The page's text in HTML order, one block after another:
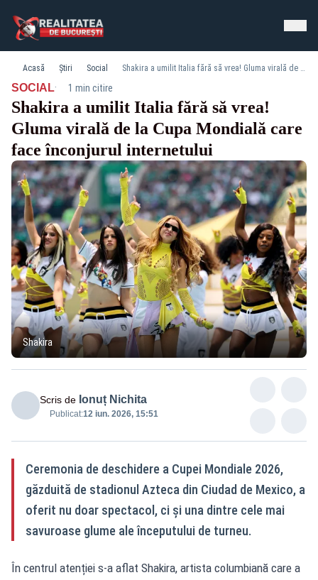
Acasă Știri Social Shakira a umilit Italia fără să vrea! Gluma virală de la Cupa Mondială care face înconjurul internetului
SOCIAL· 1 min citire
Shakira a umilit Italia fără să vrea!
Gluma virală de la Cupa Mondială care
face înconjurul internetului
Shakira
Scris de Ionuț Nichita
Publicat:12 iun. 2026, 15:51
Ceremonia de deschidere a Cupei Mondiale 2026,
găzduită de stadionul Azteca din Ciudad de Mexico, a
oferit nu doar spectacol, ci și una dintre cele mai
savuroase glume ale începutului de turneu.
În centrul atenției s-a aflat Shakira, artista columbiană care a